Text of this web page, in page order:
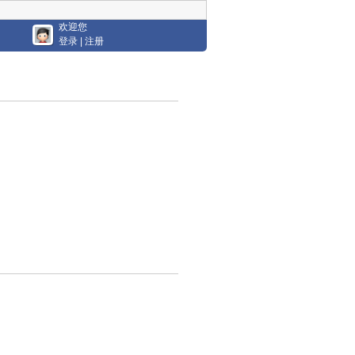
欢迎您
登录
注册